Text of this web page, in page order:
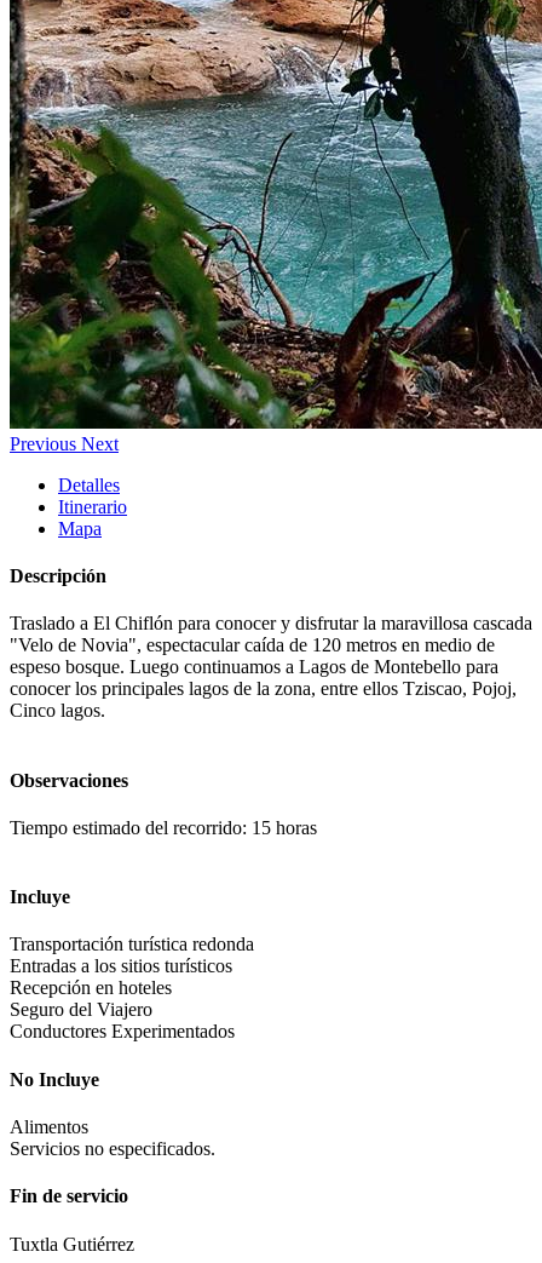
Previous Next
Detalles
Itinerario
Mapa
Descripción
Traslado a El Chiflón para conocer y disfrutar la maravillosa cascada
"Velo de Novia", espectacular caída de 120 metros en medio de
espeso bosque. Luego continuamos a Lagos de Montebello para
conocer los principales lagos de la zona, entre ellos Tziscao, Pojoj,
Cinco lagos.
Observaciones
Tiempo estimado del recorrido: 15 horas
Incluye
Transportación turística redonda
Entradas a los sitios turísticos
Recepción en hoteles
Seguro del Viajero
Conductores Experimentados
No Incluye
Alimentos
Servicios no especificados.
Fin de servicio
Tuxtla Gutiérrez